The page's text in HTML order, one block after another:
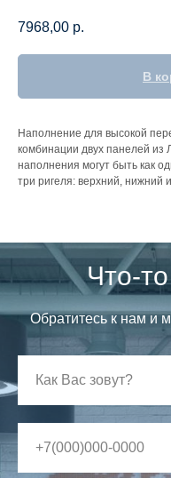
7968,00 р.
В
Наполнение для высокой
комбинации двух панелей
наполнения могут быть как
три ригеля: верхний, нижний
Что-
Обратитесь к нам и